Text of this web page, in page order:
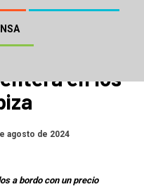
Iberia
billetes
en los
agosto de 2024
a bordo con un precio